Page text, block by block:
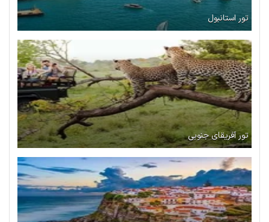
تور استانبول
تور آفریقای جنوبی